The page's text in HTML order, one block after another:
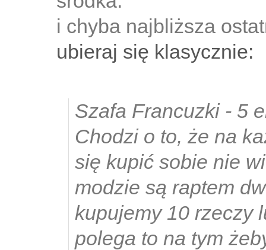
i chyba najbliższa
ubieraj się klasycznie:
Szafa Francuzki - 5
Chodzi o to, że na
się kupić sobie nie
modzie są raptem
kupujemy 10 rzeczy
polega to na tym